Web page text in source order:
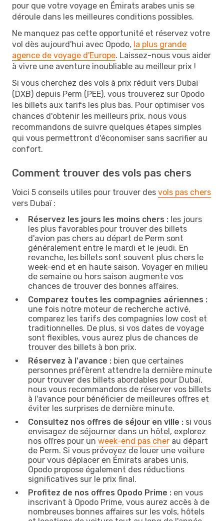
pour que votre voyage en Émirats arabes unis se
déroule dans les meilleures conditions possibles.
Ne manquez pas cette opportunité et réservez votre
vol dès aujourd'hui avec Opodo, la plus grande
agence de voyage d'Europe. Laissez-nous vous aider
à vivre une aventure inoubliable au meilleur prix !
Si vous cherchez des vols à prix réduit vers Dubaï
(DXB) depuis Perm (PEE), vous trouverez sur Opodo
les billets aux tarifs les plus bas. Pour optimiser vos
chances d'obtenir les meilleurs prix, nous vous
recommandons de suivre quelques étapes simples
qui vous permettront d'économiser sans sacrifier au
confort.
Comment trouver des vols pas chers
Voici 5 conseils utiles pour trouver des vols pas chers
vers Dubaï :
Réservez les jours les moins chers : les jours
les plus favorables pour trouver des billets
d'avion pas chers au départ de Perm sont
généralement entre le mardi et le jeudi. En
revanche, les billets sont souvent plus chers le
week-end et en haute saison. Voyager en milieu
de semaine ou hors saison augmente vos
chances de trouver des bonnes affaires.
Comparez toutes les compagnies aériennes :
une fois notre moteur de recherche activé,
comparez les tarifs des compagnies low cost et
traditionnelles. De plus, si vos dates de voyage
sont flexibles, vous aurez plus de chances de
trouver des billets à bon prix.
Réservez à l'avance : bien que certaines
personnes préfèrent attendre la dernière minute
pour trouver des billets abordables pour Dubaï,
nous vous recommandons de réserver vos billets
à l'avance pour bénéficier de meilleures offres et
éviter les surprises de dernière minute.
Consultez nos offres de séjour en ville : si vous
envisagez de séjourner dans un hôtel, explorez
nos offres pour un week-end pas cher au départ
de Perm. Si vous prévoyez de louer une voiture
pour vous déplacer en Émirats arabes unis,
Opodo propose également des réductions
significatives sur le prix final.
Profitez de nos offres Opodo Prime : en vous
inscrivant à Opodo Prime, vous aurez accès à de
nombreuses bonnes affaires sur les vols, hôtels